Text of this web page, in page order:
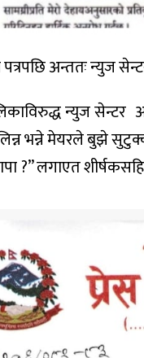
अन्ततः न्युज
न्युज सेन्टर
लिन्न भन्ने मेयरले बुझे
?” लगाएत